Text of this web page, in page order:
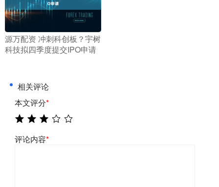
​源万配资 冲刺科创板？宇树
科技拟四季度提交IPO申请
相关评论
本文评分*
评论内容*